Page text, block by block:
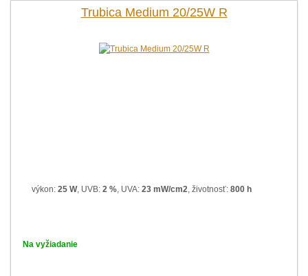
Trubica Medium 20/25W R
výkon: 25 W, UVB: 2 %, UVA: 23 mW/cm2, životnosť: 800 h
Na vyžiadanie